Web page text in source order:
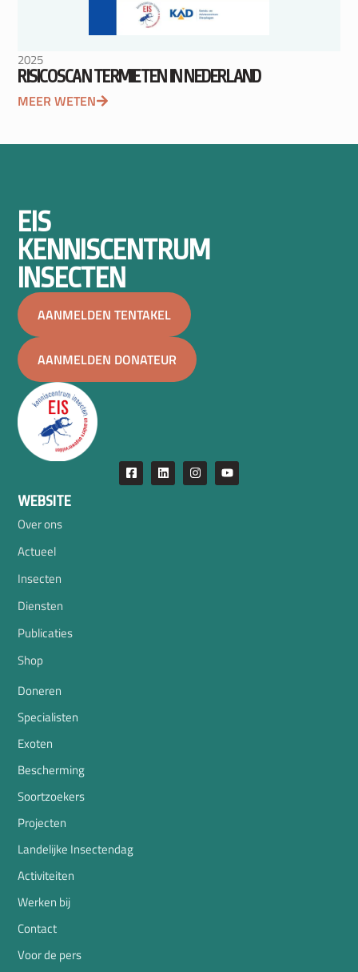
2025
RISICOSCAN TERMIETEN IN NEDERLAND
MEER WETEN
EIS
KENNISCENTRUM
INSECTEN
AANMELDEN TENTAKEL
AANMELDEN DONATEUR
WEBSITE
Over ons
Actueel
Insecten
Diensten
Publicaties
Shop
Doneren
Specialisten
Exoten
Bescherming
Soortzoekers
Projecten
Landelijke Insectendag
Activiteiten
Werken bij
Contact
Voor de pers